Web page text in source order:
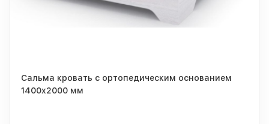
Сальма кровать с ортопедическим основанием
1400x2000 мм